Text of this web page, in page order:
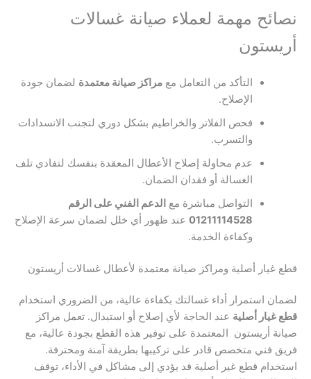
نصائح مهمة لعملاء صيانة غسالات
أريستون
التأكد من التعامل مع مراكز صيانة معتمدة لضمان جودة
الإصلاح.
فحص الفلاتر والخراطيم بشكل دوري لتجنب الانسدادات
والتسرب.
عدم محاولة إصلاح الأعطال المعقدة بنفسك لتفادي تلف
الغسالة أو فقدان الضمان.
التواصل مباشرة مع الدعم الفني على الرقم
01211114528عند ظهور أي خلل لضمان سرعة الإصلاح
وكفاءة الخدمة.
قطع غيار أصلية ومراكز صيانة معتمدة لأعطال غسالات أريستون
لضمان استمرار أداء غسالتك بكفاءة عالية، من الضروري استخدام
قطع غيار أصلية عند الحاجة لأي إصلاح أو استبدال. تعمل مراكز
صيانة أريستون المعتمدة على توفير هذه القطع بجودة عالية، مع
فريق فني متخصص قادر على تركيبها بطريقة آمنة ومحترفة.
استخدام قطع غير أصلية قد يؤدي إلى مشاكل في الأداء، توقف